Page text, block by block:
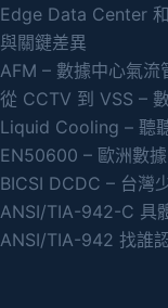
Edge Data Center
與關鍵差異
AFM – 數據中心氣流
從 CCTV 到 VSS –
Liquid Cooling – 聽
EN50600 – 歐洲數
BICSI DCDC – 台灣
ANSI/TIA-942-C 具
ANSI/TIA-942 找誰